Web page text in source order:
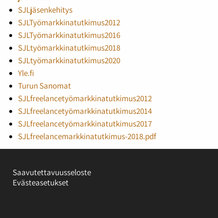
SJLjäsenkehitys
SJLTyömarkkinatutkimus2012
SJLTyömarkkinatutkimus2016
SJLtyömarkkinatutkimus2018
SJLtyömarkkinatutkimus2020
Yle.fi
Turun Sanomat
SJLfreelancetyömarkkinatutkimus2012
SJLfreelancetyömarkkinatutkimus2014
SJLfreelancetyömarkkinatutkimus2017
SJLfreelancemarkkinatutkimus-2018.pdf
Saavutettavuusseloste
Evästeasetukset